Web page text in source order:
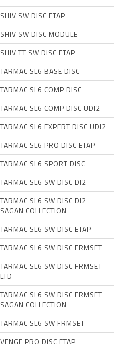
SHIV SW DISC ETAP
SHIV SW DISC MODULE
SHIV TT SW DISC ETAP
TARMAC SL6 BASE DISC
TARMAC SL6 COMP DISC
TARMAC SL6 COMP DISC UDI2
TARMAC SL6 EXPERT DISC UDI2
TARMAC SL6 PRO DISC ETAP
TARMAC SL6 SPORT DISC
TARMAC SL6 SW DISC DI2
TARMAC SL6 SW DISC DI2
SAGAN COLLECTION
TARMAC SL6 SW DISC ETAP
TARMAC SL6 SW DISC FRMSET
TARMAC SL6 SW DISC FRMSET
LTD
TARMAC SL6 SW DISC FRMSET
SAGAN COLLECTION
TARMAC SL6 SW FRMSET
VENGE PRO DISC ETAP